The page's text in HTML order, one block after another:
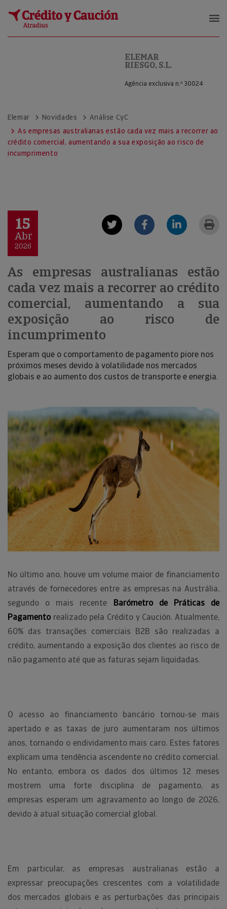
ELEMAR RIESGO, S.L.
ELEMAR
RIESGO, S.L.
Agência exclusiva n.º 30024
Elemar Novidades
Análise CyC
As empresas australianas estão cada vez mais a recorrer ao
crédito comercial, aumentando a sua exposição ao risco de
incumprimento
15
Abr
2026
As empresas australianas estão
cada vez mais a recorrer ao crédito
comercial, aumentando a sua
exposição ao risco de
incumprimento
Esperam que o comportamento de pagamento piore nos
próximos meses devido à volatilidade nos mercados
globais e ao aumento dos custos de transporte e energia.
No último ano, houve um volume maior de financiamento
através de fornecedores entre as empresas na Austrália,
segundo o mais recente Barómetro de Práticas de
Pagamento realizado pela Crédito y Caución. Atualmente,
60% das transações comerciais B2B são realizadas a
crédito, aumentando a exposição dos clientes ao risco de
não pagamento até que as faturas sejam liquidadas.
O acesso ao financiamento bancário tornou-se mais
apertado e as taxas de juro aumentaram nos últimos
anos, tornando o endividamento mais caro. Estes fatores
explicam uma tendência ascendente no crédito comercial.
No entanto, embora os dados dos últimos 12 meses
mostrem uma forte disciplina de pagamento, as
empresas esperam um agravamento ao longo de 2026,
devido à atual situação comercial global.
Em particular, as empresas australianas estão a
expressar preocupações crescentes com a volatilidade
dos mercados globais e as perturbações das principais